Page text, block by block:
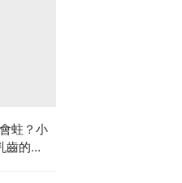
蛀？小
齒的琺